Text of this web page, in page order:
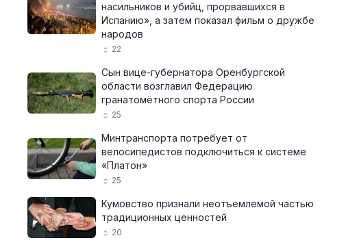
насильников и убийц, прорвавшихся в
Испанию», а затем показал фильм о дружбе
народов
22
Сын вице-губернатора Оренбургской
области возглавил Федерацию
гранатомётного спорта России
25
Минтранспорта потребует от
велосипедистов подключиться к системе
«Платон»
25
Кумовство признали неотъемлемой частью
традиционных ценностей
20